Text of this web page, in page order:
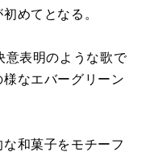
めてとなる。
意表明のような歌で
なエバーグリーン
和菓子をモチーフ